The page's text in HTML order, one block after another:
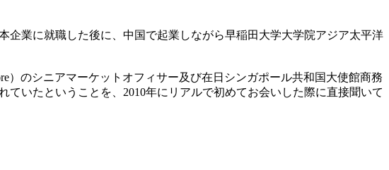
業に就職した後に、中国で起業しながら早稲田大学大学院アジア太平洋
）のシニアマーケットオフィサー及び在日シンガポール共和国大使館商務
いたということを、2010年にリアルで初めてお会いした際に直接聞いて